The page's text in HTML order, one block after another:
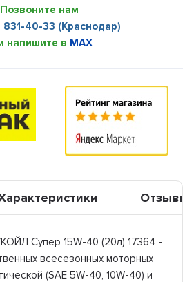
Позвоните нам
831-40-33 (Краснодар)
напишите в MAX
Отзывы
Супер 15W-40 (20л) 17364 -
всесезонных моторных
(SAE 5W-40, 10W-40) и